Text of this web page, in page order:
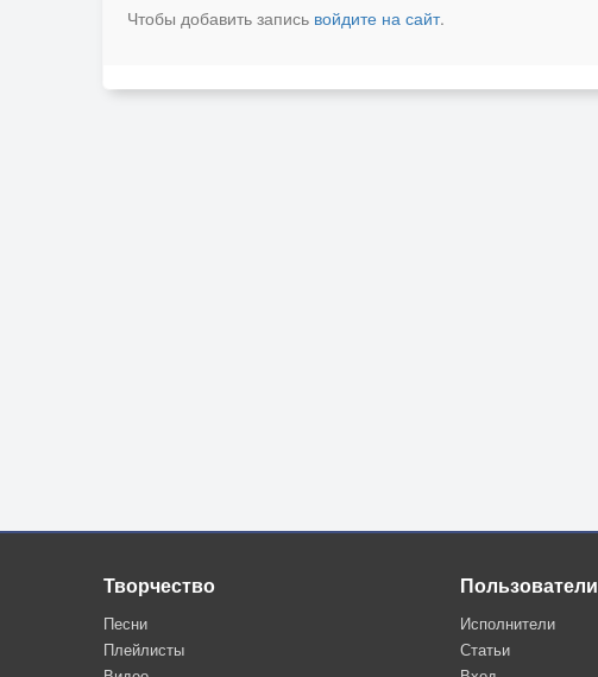
Чтобы добавить запись войдите на сайт.
Творчество
Песни
Плейлисты
Пользователи
Исполнители
Статьи